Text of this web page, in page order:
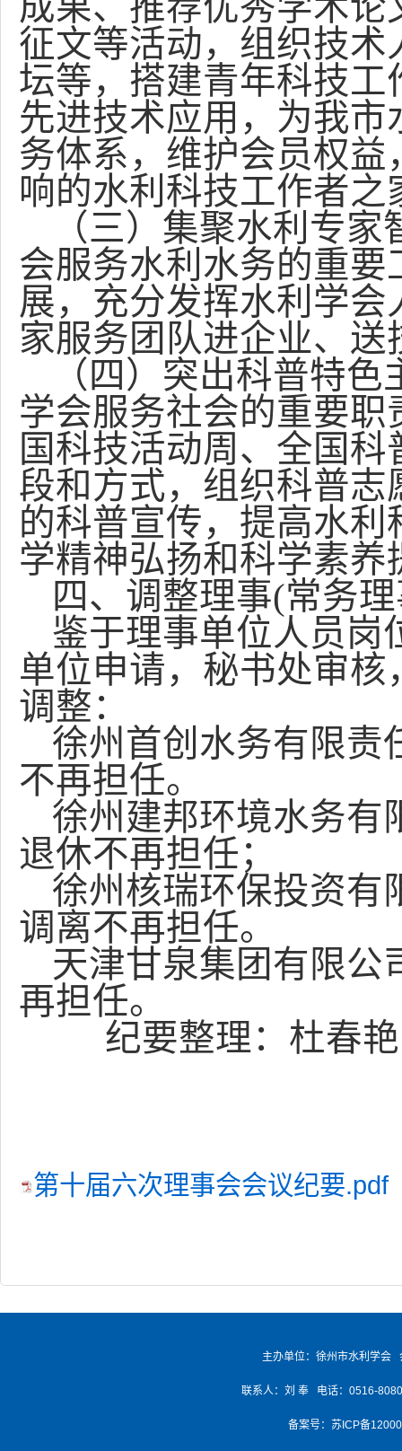
征文等活动，组织技
坛等，搭建青年科技
先进技术应用，为我
务体系，维护会员权
响的水利科技工作者之
（三）集聚水利专
会服务水利水务的重
展，充分发挥水利学
家服务团队进企业、
（四）突出科普特
学会服务社会的重要
国科技活动周、全国
段和方式，组织科普
的科普宣传，提高水
学精神弘扬和科学素养
四、调整理事(常务
鉴于理事单位人员岗
单位申请，秘书处审
调整：
徐州首创水务有限责
不再担任。
徐州建邦环境水务有
退休不再担任；
徐州核瑞环保投资有
调离不再担任。
天津甘泉集团有限公
再担任。
纪要整理：杜春艳
第十届六次理事会会议纪要.pdf
主办单位：徐州市水利学会
联系人：刘 奉 电话：0516-
备案号： 苏ICP备